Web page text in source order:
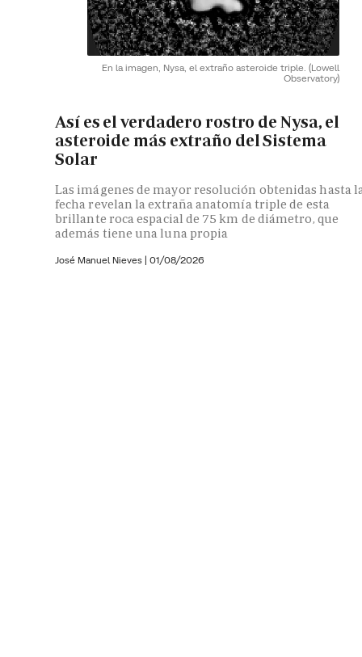
En la imagen, Nysa, el extraño asteroide triple. (Lowell
Observatory)
Así es el verdadero rostro de Nysa, el
asteroide más extraño del Sistema
Solar
Las imágenes de mayor resolución obtenidas hasta
fecha revelan la extraña anatomía triple de esta
brillante roca espacial de 75 km de diámetro, que
además tiene una luna propia
José Manuel Nieves | 01/08/2026